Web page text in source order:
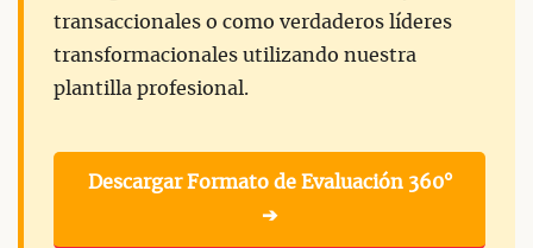
transaccionales o como verdaderos líderes
transformacionales utilizando nuestra
plantilla profesional.
Descargar Formato de Evaluación 360°
➔